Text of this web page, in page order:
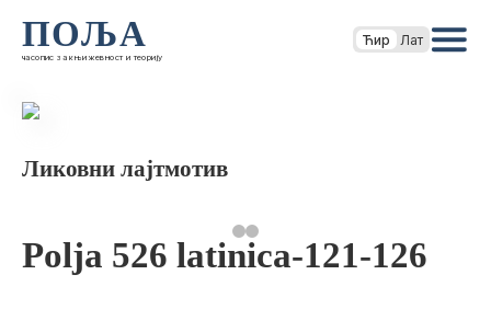
ПОЉА
часопис за књижевност и теорију
Ћир Лат
Ликовни лајтмотив
Polja 526 latinica-121-126